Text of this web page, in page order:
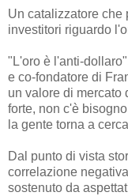
Un catalizzatore che
investitori riguardo
"L'oro è l'anti-
e co-fondatore di
un valore di mercato
forte, non c'è
la gente torna a
Dal punto di vista
correlazione
sostenuto da